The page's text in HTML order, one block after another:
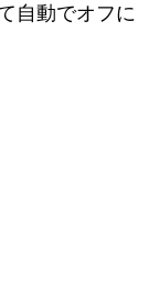
自動でオフに